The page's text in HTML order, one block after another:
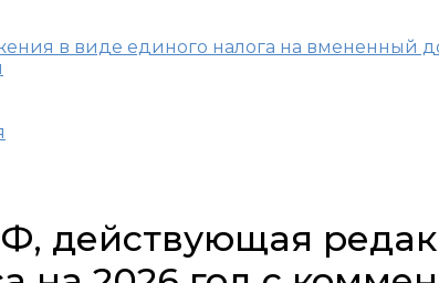
в виде единого налога на вмененный
действующая